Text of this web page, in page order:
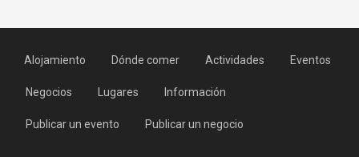
Alojamiento Dónde comer Actividades Eventos
Negocios Lugares Información
Publicar un evento Publicar un negocio